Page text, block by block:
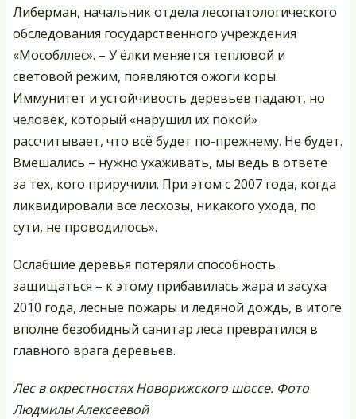
Либерман, начальник отдела лесопатологического
обследования государственного учреждения
«Мособллес». – У ёлки меняется тепловой и
световой режим, появляются ожоги коры.
Иммунитет и устойчивость деревьев падают, но
человек, который «нарушил их покой»
рассчитывает, что всё будет по-прежнему. Не будет.
Вмешались – нужно ухаживать, мы ведь в ответе
за тех, кого приручили. При этом с 2007 года, когда
ликвидировали все лесхозы, никакого ухода, по
сути, не проводилось».
Ослабшие деревья потеряли способность
защищаться – к этому прибавилась жара и засуха
2010 года, лесные пожары и ледяной дождь, в итоге
вполне безобидный санитар леса превратился в
главного врага деревьев.
Лес в окрестностях Новорижского шоссе. Фото
Людмилы Алексеевой